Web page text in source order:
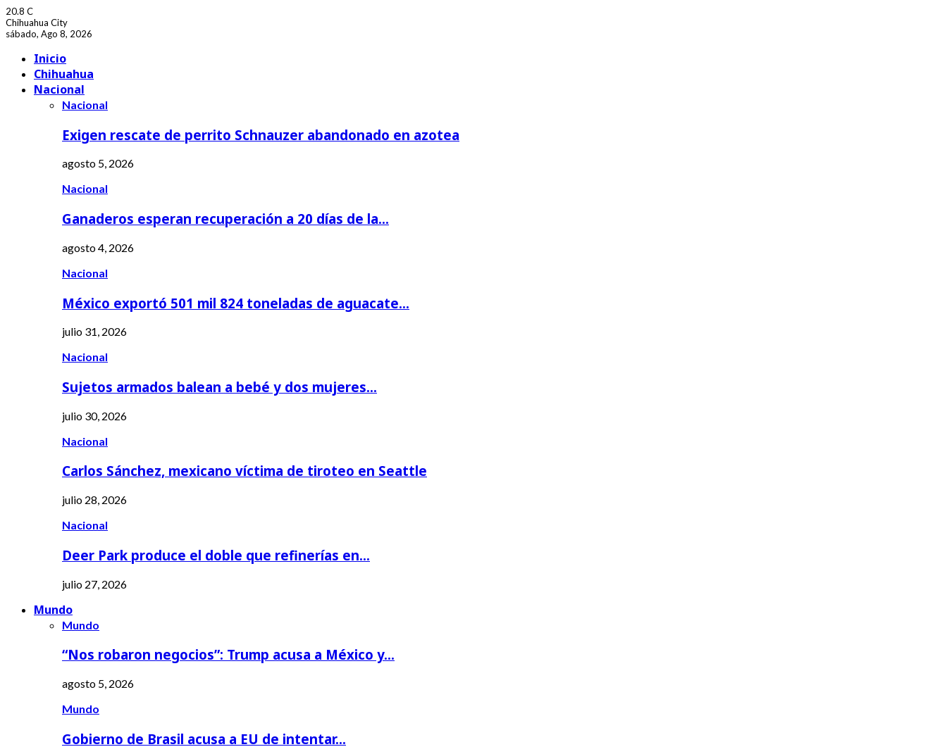
20.8 C
Chihuahua City
sábado, Ago 8, 2026
Inicio
Chihuahua
Nacional
Nacional
Exigen rescate de perrito Schnauzer abandonado en azotea
agosto 5, 2026
Nacional
Ganaderos esperan recuperación a 20 días de la…
agosto 4, 2026
Nacional
México exportó 501 mil 824 toneladas de aguacate…
julio 31, 2026
Nacional
Sujetos armados balean a bebé y dos mujeres…
julio 30, 2026
Nacional
Carlos Sánchez, mexicano víctima de tiroteo en Seattle
julio 28, 2026
Nacional
Deer Park produce el doble que refinerías en…
julio 27, 2026
Mundo
Mundo
“Nos robaron negocios”: Trump acusa a México y…
agosto 5, 2026
Mundo
Gobierno de Brasil acusa a EU de intentar…